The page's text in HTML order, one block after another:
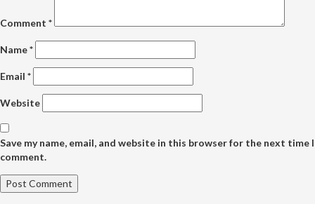
Comment *
Name*
Email *
Website
Save my name, email, and website in this browser for the next time I
comment.